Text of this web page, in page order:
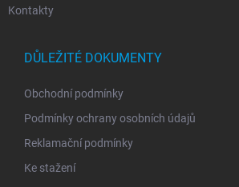
Kontakty
DŮLEŽITÉ DOKUMENTY
Obchodní podmínky
Podmínky ochrany osobních údajů
Reklamační podmínky
Ke stažení